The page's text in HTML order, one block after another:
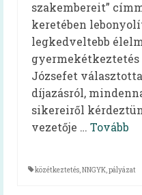
HAPPY-hét
HAPPY-hét
HAPPY-hét
HAPPY-hét
HAPPY-hét
szakembereit”
keretében
legkedveltebb
gyermekétkeztetés
Józsefet
díjazásról,
sikereiről
vezetője … Tovább
közétkeztetés,NNGYK,pályázat